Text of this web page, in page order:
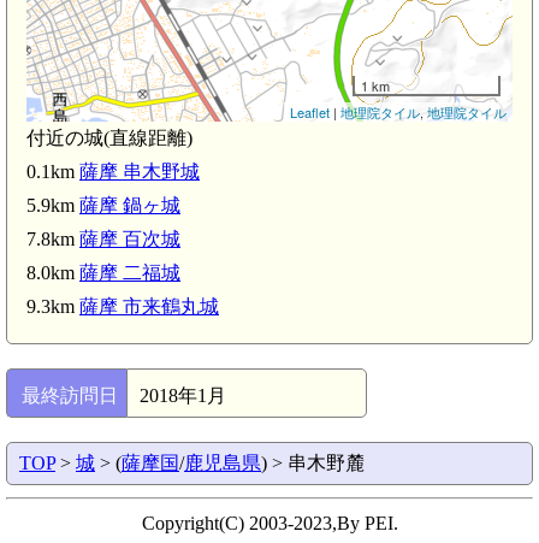
1 km
Leaflet | 地理院タイル, 地理院タイル
付近の城(直線距離)
0.1km 薩摩 串木野城
5.9km 薩摩 鍋ヶ城
7.8km 薩摩 百次城
8.0km 薩摩 二福城
9.3km 薩摩 市来鶴丸城
最終訪問日 2018年1月
TOP> 城 > (薩摩国/鹿児島県) > 串木野麓
Copyright(C) 2003-2023,By PEI.